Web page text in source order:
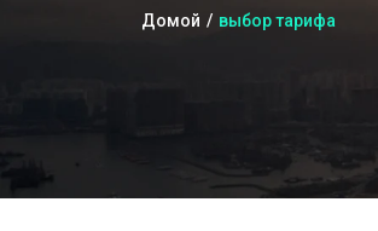
Домой выбор тарифа